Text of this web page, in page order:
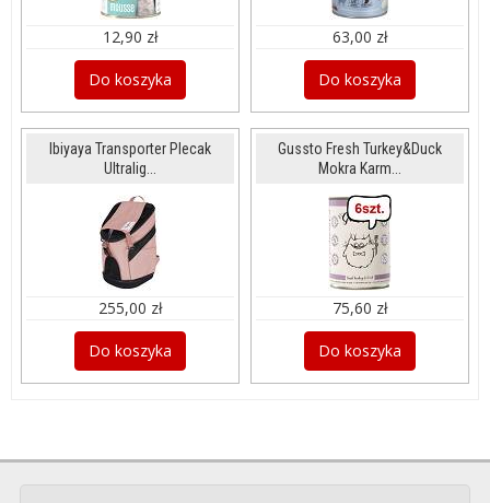
12,90 zł
Do koszyka
63,00 zł
Do koszyka
Ibiyaya Transporter Plecak
Ultralig...
255,00 zł
Do koszyka
Gussto Fresh Turkey&Duck
Mokra Karm...
75,60 zł
Do koszyka